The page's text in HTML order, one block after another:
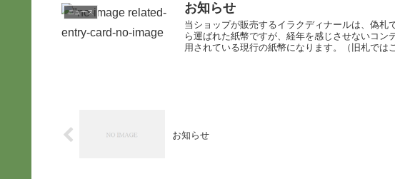
ニュース お知らせ
当ショップが販売するイラクディナールは、偽
ら運ばれた紙幣ですが、経年を感じさせないコ
用されている現行の紙幣になります。（旧札では
お知らせ